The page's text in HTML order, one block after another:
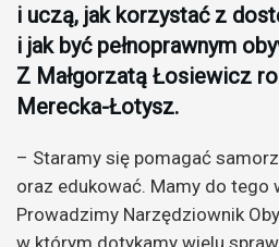
i uczą, jak korzystać z
i jak być pełnoprawnym
Z Małgorzatą Łosiewicz
Merecka-Łotysz.
– Staramy się pomagać
oraz edukować. Mamy do tego
Prowadzimy Narzędziownik